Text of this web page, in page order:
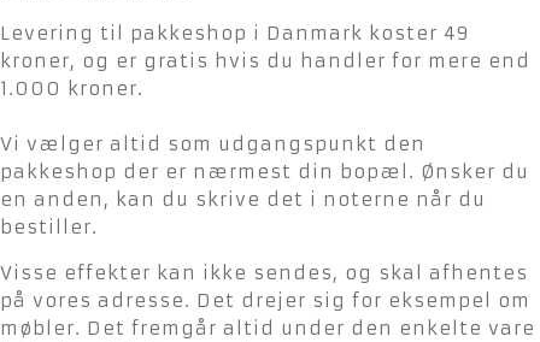
Levering til pakkeshop i Danmark koster 49
kroner, og er gratis hvis du handler for mere end
1.000 kroner.
Vi vælger altid som udgangspunkt den
pakkeshop der er nærmest din bopæl. Ønsker du
en anden, kan du skrive det i noterne når du
bestiller.
Visse effekter kan ikke sendes, og skal afhentes
på vores adresse. Det drejer sig for eksempel om
møbler. Det fremgår altid under den enkelte vare